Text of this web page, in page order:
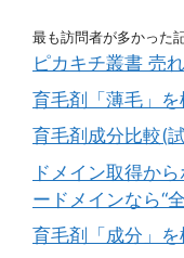
最も訪問者が多かった
ピカキチ叢書 売
育毛剤「薄毛」を
育毛剤成分比較(
ドメイン取得か
ードメインなら“
育毛剤「成分」を